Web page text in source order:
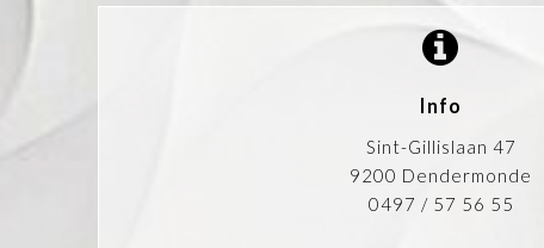
Info
Sint-Gillislaan 47
9200 Dendermonde
0497 / 57 56 55